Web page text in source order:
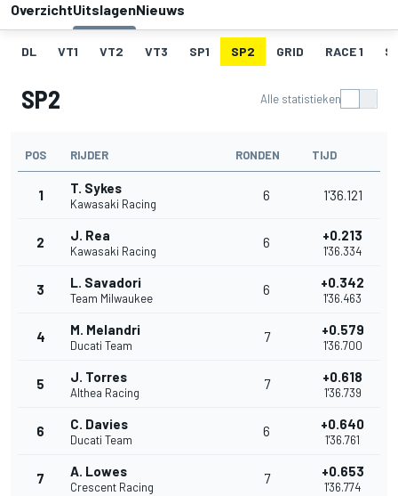
OverzichtUitslagenNieuws
DL VT1 VT2 VT3 SP1 SP2 GRID RACE 1
SP2 Alle statistieken
POS RIJDER RONDEN TIJD
1 T. Sykes
Kawasaki Racing
6 1'36.121
2 J. Rea
Kawasaki Racing
6 +0.213
1'36.334
3 L. Savadori
Team Milwaukee
6 +0.342
1'36.463
4 M. Melandri
Ducati Team
7 +0.579
1'36.700
5 J. Torres
Althea Racing
7 +0.618
1'36.739
6 C. Davies
Ducati Team
6 +0.640
1'36.761
7 A. Lowes
Crescent Racing
7 +0.653
1'36.774